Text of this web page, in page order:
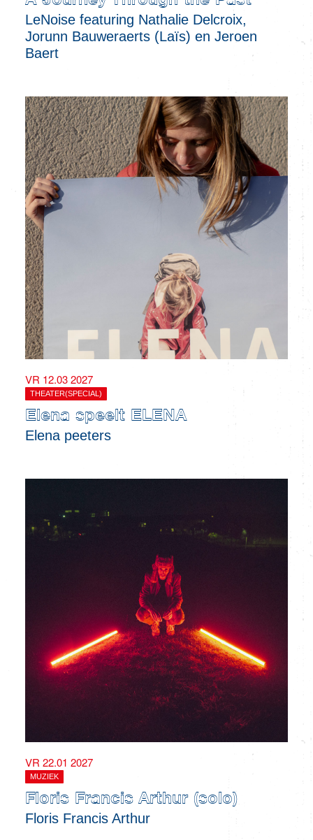
LeNoise featuring Nathalie Delcroix,
Jorunn Bauweraerts (Laïs) en Jeroen
Baert
VR 12.03 2027
THEATER(SPECIAL)
Elena speelt ELENA
Elena peeters
VR 22.01 2027
MUZIEK
Floris Francis Arthur (solo)
Floris Francis Arthur